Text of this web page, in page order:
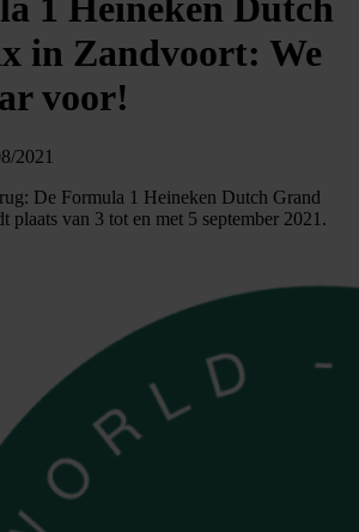
1 Heineken Dutch
in Zandvoort: We
voor!
2021
De Formula 1 Heineken Dutch Grand
plaats van 3 tot en met 5 september 2021.